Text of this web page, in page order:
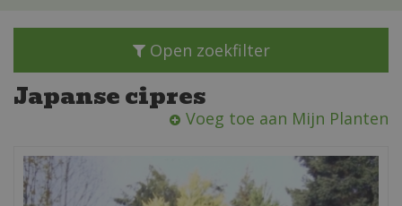
Open zoekfilter
Japanse cipres
Voeg toe aan Mijn Planten